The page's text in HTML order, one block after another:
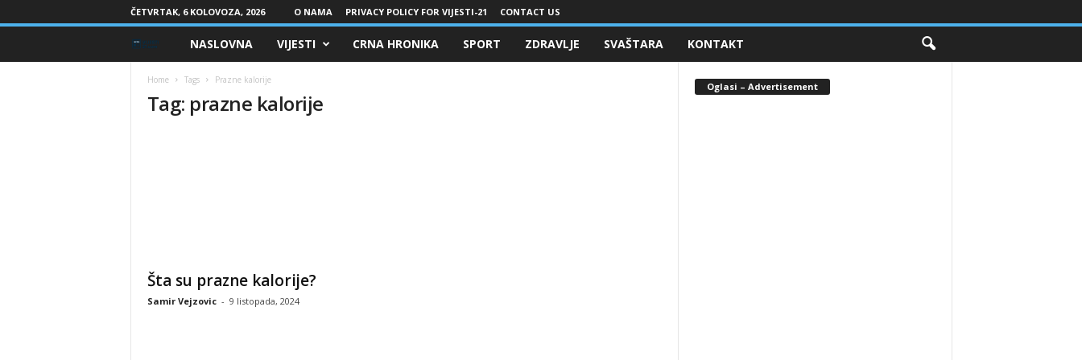
ČETVRTAK, 6 KOLOVOZA, 2026 O NAMA PRIVACY POLICY FOR VIJESTI-21 CONTACT US
i
j
NASLOVNA VIJESTI CRNA HRONIKA SPORT ZDRAVLJE SVAŠTARA KONTAKT
Home Tags Prazne kalorije
Tag: prazne kalorije
Šta su prazne kalorije?
Samir Vejzovic - 9 listopada, 2024
Oglasi – Advertisement